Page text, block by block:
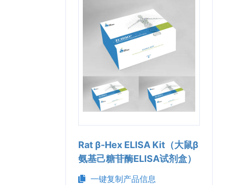
Rat β-Hex ELISA Kit（大鼠β
氨基己糖苷酶ELISA试剂盒）
一键复制产品信息